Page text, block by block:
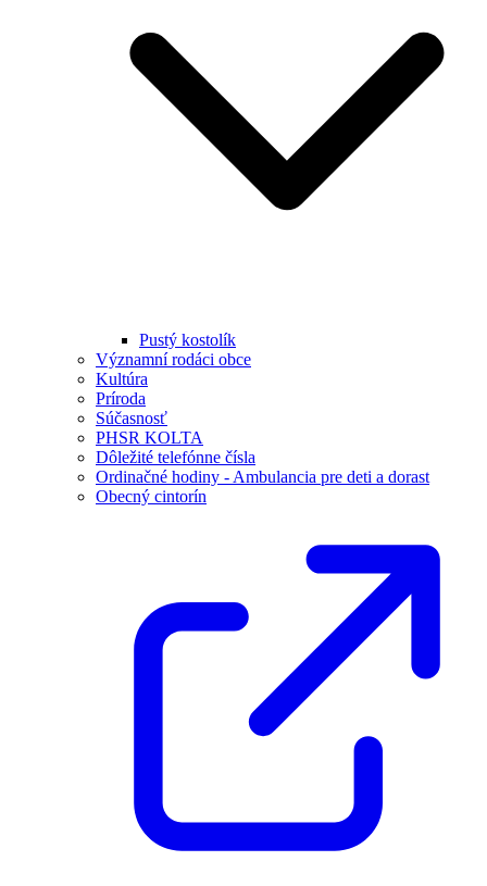
Pustý kostolík
Významní rodáci obce
Kultúra
Príroda
Súčasnosť
PHSR KOLTA
Dôležité telefónne čísla
Ordinačné hodiny - Ambulancia pre deti a dorast
Obecný cintorín